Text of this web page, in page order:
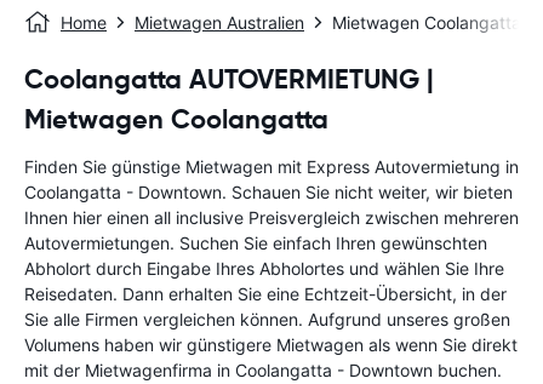
Home Mietwagen Australien Mietwagen Coolangatta -
Coolangatta AUTOVERMIETUNG |
Mietwagen Coolangatta
Finden Sie günstige Mietwagen mit Express Autovermietung in
Coolangatta - Downtown. Schauen Sie nicht weiter, wir bieten
Ihnen hier einen all inclusive Preisvergleich zwischen mehreren
Autovermietungen. Suchen Sie einfach Ihren gewünschten
Abholort durch Eingabe Ihres Abholortes und wählen Sie Ihre
Reisedaten. Dann erhalten Sie eine Echtzeit-Übersicht, in der
Sie alle Firmen vergleichen können. Aufgrund unseres großen
Volumens haben wir günstigere Mietwagen als wenn Sie direkt
mit der Mietwagenfirma in Coolangatta - Downtown buchen.